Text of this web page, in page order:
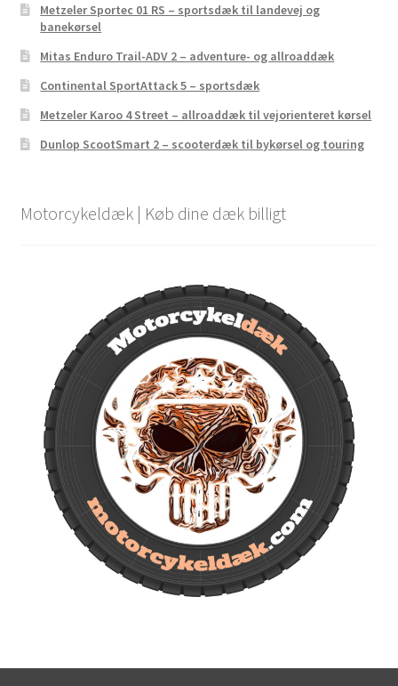
Metzeler Sportec 01 RS – sportsdæk til landevej og
banekørsel
Mitas Enduro Trail-ADV 2 – adventure- og allroaddæk
Continental SportAttack 5 – sportsdæk
Metzeler Karoo 4 Street – allroaddæk til vejorienteret kørsel
Dunlop ScootSmart 2 – scooterdæk til bykørsel og touring
Motorcykeldæk | Køb dine dæk billigt